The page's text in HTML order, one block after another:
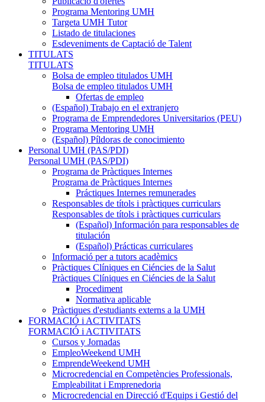
Programa Mentoring UMH
Targeta UMH Tutor
Listado de titulaciones
Esdeveniments de Captació de Talent
TITULATS
TITULATS
Bolsa de empleo titulados UMH
Bolsa de empleo titulados UMH
Ofertas de empleo
(Español) Trabajo en el extranjero
Programa de Emprendedores Universitarios (PEU)
Programa Mentoring UMH
(Español) Píldoras de conocimiento
Personal UMH (PAS/PDI)
Personal UMH (PAS/PDI)
Programa de Pràctiques Internes
Programa de Pràctiques Internes
Práctiques Internes remunerades
Responsables de títols i pràctiques curriculars
Responsables de títols i pràctiques curriculars
(Español) Información para responsables de
titulación
(Español) Prácticas curriculares
Informació per a tutors acadèmics
Pràctiques Clíniques en Ciéncies de la Salut
Pràctiques Clíniques en Ciéncies de la Salut
Procediment
Normativa aplicable
Pràctiques d'estudiants externs a la UMH
FORMACIÓ i ACTIVITATS
FORMACIÓ i ACTIVITATS
Cursos y Jornadas
EmpleoWeekend UMH
EmprendeWeekend UMH
Microcredencial en Competències Professionals,
Empleabilitat i Emprenedoria
Microcredencial en Direcció d'Equips i Gestió del